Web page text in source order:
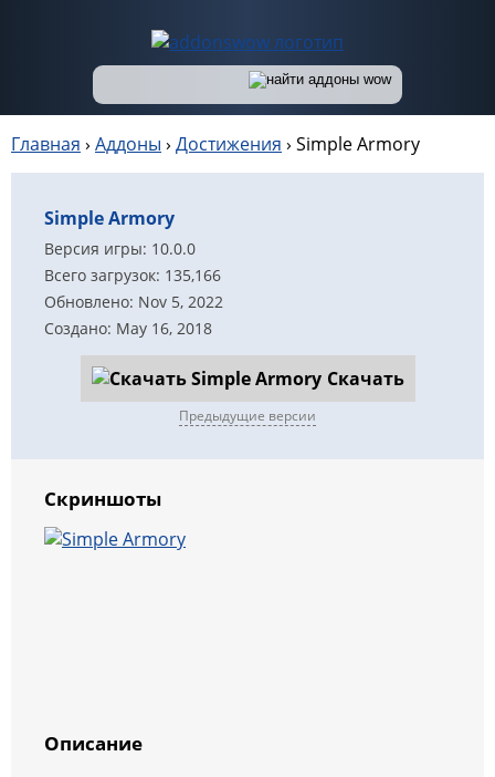
Главная › Аддоны › Достижения › Simple Armory
Simple Armory
Версия игры: 10.0.0
Всего загрузок: 135,166
Обновлено: Nov 5, 2022
Создано: May 16, 2018
Скачать
Предыдущие версии
Скриншоты
Описание